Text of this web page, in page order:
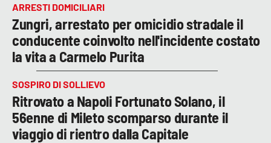
ARRESTI DOMICILIARI
Zungri, arrestato per omicidio stradale il
conducente coinvolto nell'incidente costato
la vita a Carmelo Purita
SOSPIRO DI SOLLIEVO
Ritrovato a Napoli Fortunato Solano, il
56enne di Mileto scomparso durante il
viaggio di rientro dalla Capitale